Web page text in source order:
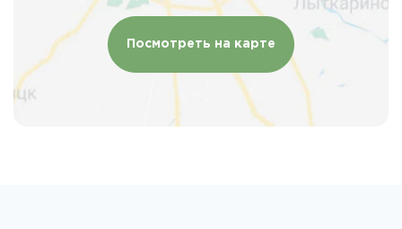
Посмотреть на карте